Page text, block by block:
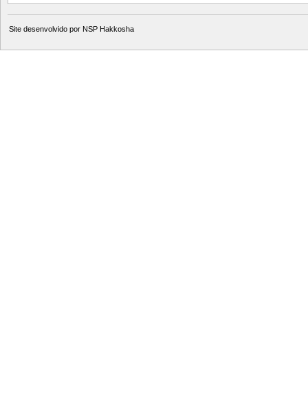
Site desenvolvido por NSP Hakkosha